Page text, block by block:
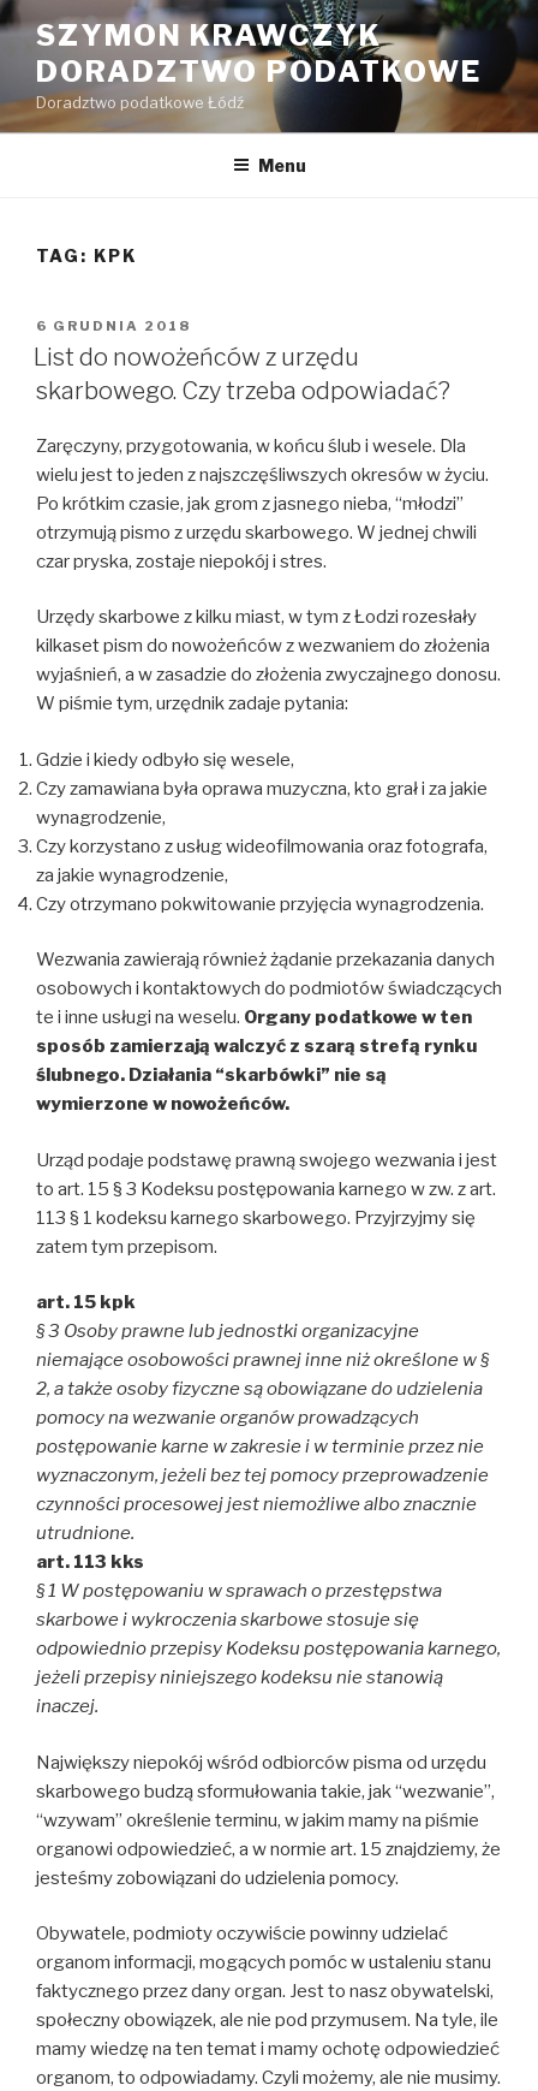
Przejdź
treści
SZYMON KRAWCZYK
DORADZTWO PODATKOWE
Doradztwo podatkowe Łódź
Menu
TAG: KPK
OPUBLIKOWANE
W
6 GRUDNIA 2018
List do nowożeńców z urzędu
skarbowego. Czy trzeba odpowiadać?
Zaręczyny, przygotowania, w końcu ślub i wesele. Dla
wielu jest to jeden z najszczęśliwszych okresów w życiu.
Po krótkim czasie, jak grom z jasnego nieba, “młodzi”
otrzymują pismo z urzędu skarbowego. W jednej chwili
czar pryska, zostaje niepokój i stres.
Urzędy skarbowe z kilku miast, w tym z Łodzi rozesłały
kilkaset pism do nowożeńców z wezwaniem do złożenia
wyjaśnień, a w zasadzie do złożenia zwyczajnego donosu.
W piśmie tym, urzędnik zadaje pytania:
Gdzie i kiedy odbyło się wesele,
Czy zamawiana była oprawa muzyczna, kto grał i za jakie
wynagrodzenie,
Czy korzystano z usług wideofilmowania oraz fotografa,
za jakie wynagrodzenie,
Czy otrzymano pokwitowanie przyjęcia wynagrodzenia.
Wezwania zawierają również żądanie przekazania danych
osobowych i kontaktowych do podmiotów świadczących
te i inne usługi na weselu. Organy podatkowe w ten
sposób zamierzają walczyć z szarą strefą rynku
ślubnego. Działania “skarbówki” nie są
wymierzone w nowożeńców.
Urząd podaje podstawę prawną swojego wezwania i jest
to art. 15 § 3 Kodeksu postępowania karnego w zw. z art.
113 § 1 kodeksu karnego skarbowego. Przyjrzyjmy się
zatem tym przepisom.
art. 15 kpk
§ 3 Osoby prawne lub jednostki organizacyjne
niemające osobowości prawnej inne niż określone w §
2, a także osoby fizyczne są obowiązane do udzielenia
pomocy na wezwanie organów prowadzących
postępowanie karne w zakresie i w terminie przez nie
wyznaczonym, jeżeli bez tej pomocy przeprowadzenie
czynności procesowej jest niemożliwe albo znacznie
utrudnione.
art. 113 kks
§ 1 W postępowaniu w sprawach o przestępstwa
skarbowe i wykroczenia skarbowe stosuje się
odpowiednio przepisy Kodeksu postępowania karnego,
jeżeli przepisy niniejszego kodeksu nie stanowią
inaczej.
Największy niepokój wśród odbiorców pisma od urzędu
skarbowego budzą sformułowania takie, jak “wezwanie”,
“wzywam” określenie terminu, w jakim mamy na piśmie
organowi odpowiedzieć, a w normie art. 15 znajdziemy, że
jesteśmy zobowiązani do udzielenia pomocy.
Obywatele, podmioty oczywiście powinny udzielać
organom informacji, mogących pomóc w ustaleniu stanu
faktycznego przez dany organ. Jest to nasz obywatelski,
społeczny obowiązek, ale nie pod przymusem. Na tyle, ile
mamy wiedzę na ten temat i mamy ochotę odpowiedzieć
organom, to odpowiadamy. Czyli możemy, ale nie musimy.